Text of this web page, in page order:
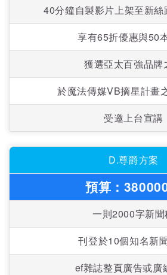
40分鐘自製影片上架至新絲
享有65折優惠與50
獲選亞太百強品牌
於魔法傳媒VB摘星計畫
受邀上台宣講
D.尊爵方案
預算：
一則2000字新聞
刊登於10個知名新
ef雜誌整頁廣告或廣